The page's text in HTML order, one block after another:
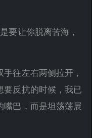
要让你脱离苦海，
往左右两侧拉开，
要反抗的时候，我已
巴，而是坦荡荡展